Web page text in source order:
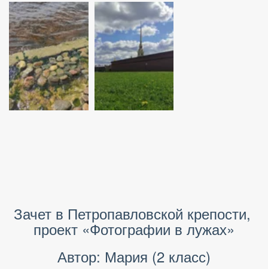
Зачет в Петропавловской крепости,
проект «Фотографии в лужах»
Автор: Мария (2 класс)